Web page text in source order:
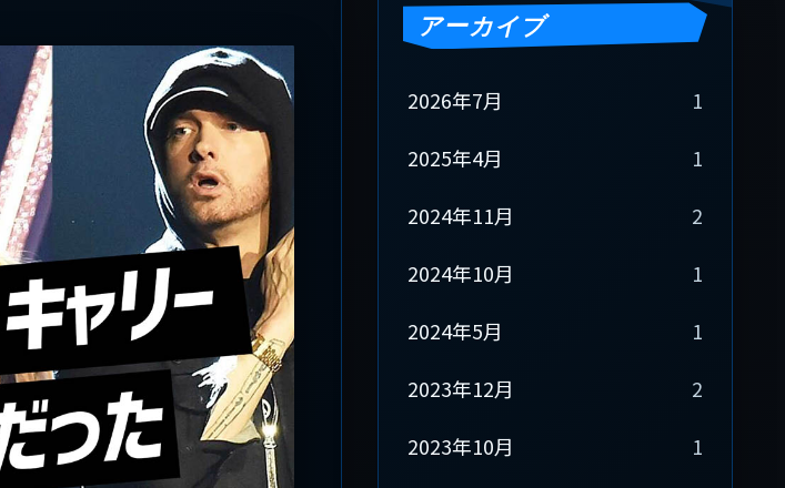
アーカイブ
2026年7月
1
2025年4月
1
2024年11月
2
2024年10月
1
2024年5月
1
2023年12月
2
2023年10月
1